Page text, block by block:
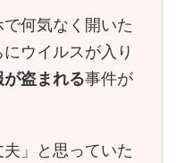
何気なく開いた
ウイルスが入り
盗まれる事件が
夫」と思っていた